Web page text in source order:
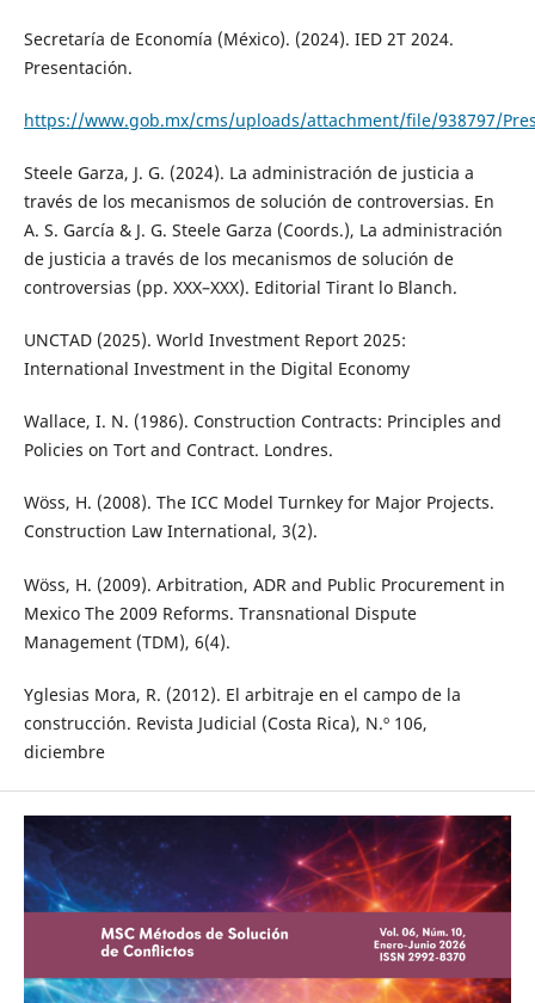
Secretaría de Economía (México). (2024). IED 2T 2024.
Presentación.
https://www.gob.mx/cms/uploads/attachment/file/938797/
Steele Garza, J. G. (2024). La administración de justicia a
través de los mecanismos de solución de controversias. En
A. S. García & J. G. Steele Garza (Coords.), La administración
de justicia a través de los mecanismos de solución de
controversias (pp. XXX–XXX). Editorial Tirant lo Blanch.
UNCTAD (2025). World Investment Report 2025:
International Investment in the Digital Economy
Wallace, I. N. (1986). Construction Contracts: Principles and
Policies on Tort and Contract. Londres.
Wöss, H. (2008). The ICC Model Turnkey for Major Projects.
Construction Law International, 3(2).
Wöss, H. (2009). Arbitration, ADR and Public Procurement in
Mexico The 2009 Reforms. Transnational Dispute
Management (TDM), 6(4).
Yglesias Mora, R. (2012). El arbitraje en el campo de la
construcción. Revista Judicial (Costa Rica), N.º 106,
diciembre